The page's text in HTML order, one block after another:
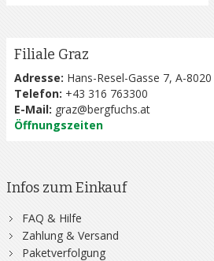
Filiale Graz
Adresse: Hans-Resel-Gasse 7, A-
Telefon: +43 316 763300
E-Mail: graz@bergfuchs.at
Öffnungszeiten
Infos zum Einkauf
FAQ & Hilfe
Zahlung & Versand
Paketverfolgung